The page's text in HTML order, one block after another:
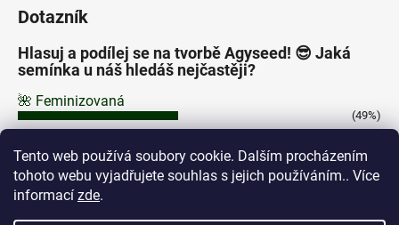
Tento web používá soubory cookie. Dalším procházením
tohoto webu vyjadřujete souhlas s jejich používáním.. Více
informací zde.
Dotazník
Hlasuj a podílej se na tvorbě Agyseed! 😎 Jaká
semínka u náš hledáš nejčastěji?
🌺 Feminizovaná
(49%)
(43%)
🌿 Regular